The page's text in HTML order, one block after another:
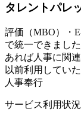
タレントパレ
評価（MBO）・
で統一できまし
あれば人事に関
以前利用してい
人事奉行
サービス利用状況